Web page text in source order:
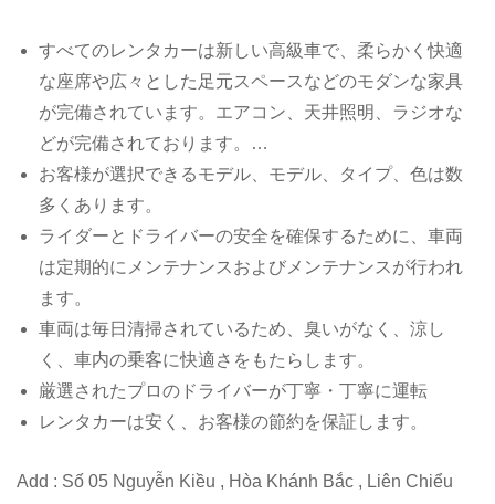
すべてのレンタカーは新しい高級車で、柔らかく快適
な座席や広々とした足元スペースなどのモダンな家具
が完備されています。エアコン、天井照明、ラジオな
どが完備されております。…
お客様が選択できるモデル、モデル、タイプ、色は数
多くあります。
ライダーとドライバーの安全を確保するために、車両
は定期的にメンテナンスおよびメンテナンスが行われ
ます。
車両は毎日清掃されているため、臭いがなく、涼し
く、車内の乗客に快適さをもたらします。
厳選されたプロのドライバーが丁寧・丁寧に運転
レンタカーは安く、お客様の節約を保証します。
Add : Số 05 Nguyễn Kiều , Hòa Khánh Bắc , Liên Chiểu